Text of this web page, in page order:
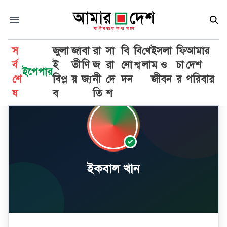
স
র্ব
শে
ষ
ইপেপার
জুলা
ই
বিপ্ল
ব
জা
তী
য়
বা
ণি
জ্য
রা
জ
নী
তি
সা
রা
দে
শ
বি
নো
দন
বি
শ্ব
খে
লা
ইসলা
ম ও
জীবন
ফি
চা
র
আমার
দেশ
পরিবার
ইকবাল খান